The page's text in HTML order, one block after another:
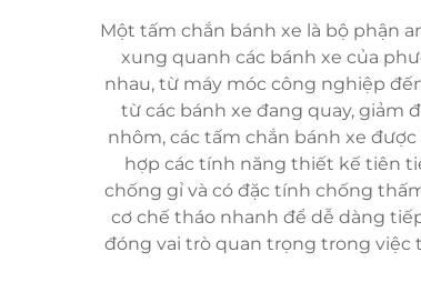
Một tấm chắn bánh xe là bộ phận
xung quanh các bánh xe của
nhau, từ máy móc công nghiệp
từ các bánh xe đang quay, giảm
nhôm, các tấm chắn bánh xe
hợp các tính năng thiết kế tiên
chống gỉ và có đặc tính chống
cơ chế tháo nhanh để dễ dàng
đóng vai trò quan trọng trong